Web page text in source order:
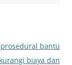
bantu
kurangi biaya dan